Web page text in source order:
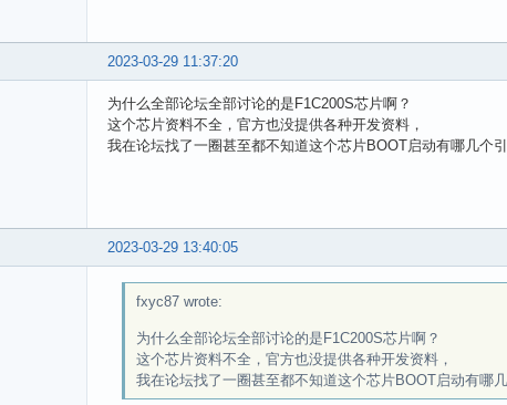
2023-03-29 11:37:20
为什么全部论坛全部讨论的是F1C200S芯片啊？
这个芯片资料不全，官方也没提供各种开发资料，
我在论坛找了一圈甚至都不知道这个芯片BOOT启动有哪几个
2023-03-29 13:40:05
fxyc87 wrote:
为什么全部论坛全部讨论的是F1C200S芯片啊？
这个芯片资料不全，官方也没提供各种开发资料，
我在论坛找了一圈甚至都不知道这个芯片BOOT启动有哪